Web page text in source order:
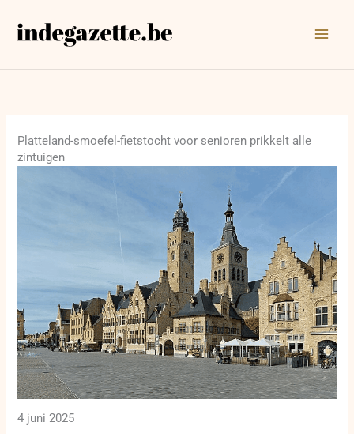
naar
Platteland-smoefel-fietstocht voor senioren prikkelt alle
zintuigen
4 juni 2025